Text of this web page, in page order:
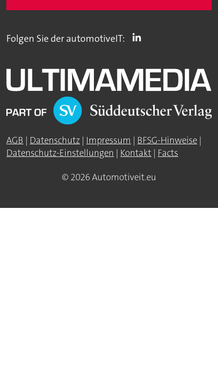
Folgen Sie der automotiveIT:
AGB | Datenschutz | Impressum | BFSG-Hinweise |
Datenschutz-Einstellungen | Kontakt | Facts
© 2026 Automotiveit.eu